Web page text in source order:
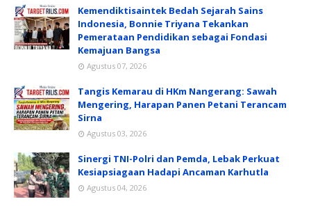
Kemendiktisaintek Bedah Sejarah Sains
Indonesia, Bonnie Triyana Tekankan
Pemerataan Pendidikan sebagai Fondasi
Kemajuan Bangsa
Agustus 07, 2026
Tangis Kemarau di HKm Nangerang: Sawah
Mengering, Harapan Panen Petani Terancam
Sirna
Agustus 03, 2026
Sinergi TNI-Polri dan Pemda, Lebak Perkuat
Kesiapsiagaan Hadapi Ancaman Karhutla
Agustus 04, 2026